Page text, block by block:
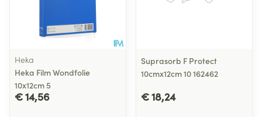
Heka
Heka Film Wondfolie
10x12cm 5
€ 14,56
Suprasorb F Protect
10cmx12cm 10 162462
€ 18,24